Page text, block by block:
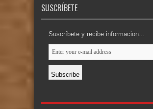
SUSCRÍBETE
Suscríbete y recibe informacion...